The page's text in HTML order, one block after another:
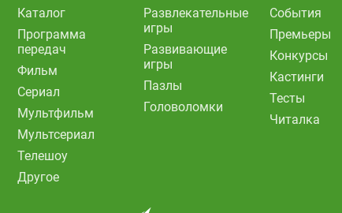
Каталог
Программа
передач
Фильм
Сериал
Мультфильм
Мультсериал
Телешоу
Другое
Развлекательные
игры
Развивающие
игры
Пазлы
Головоломки
События
Премьеры
Конкурсы
Кастинги
Тесты
Читалка